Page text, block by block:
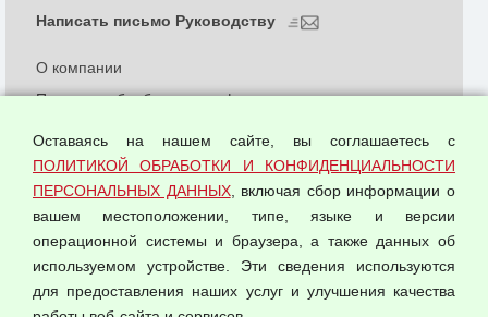
© 2026 ООО "Феникс"
О компании
Политика обработки и конфиденциальности
Согласием на обработку персональных данных
Оферта оптовой купли-продажи
Публичная оферта
Написать письмо Руководству
Оставаясь на нашем сайте, вы соглашаетесь с
ПОЛИТИКОЙ ОБРАБОТКИ И КОНФИДЕНЦИАЛЬНОСТИ
ПЕРСОНАЛЬНЫХ ДАННЫХ, включая сбор информации о
вашем местоположении, типе, языке и версии
операционной системы и браузера, а также данных об
используемом устройстве. Эти сведения используются
для предоставления наших услуг и улучшения качества